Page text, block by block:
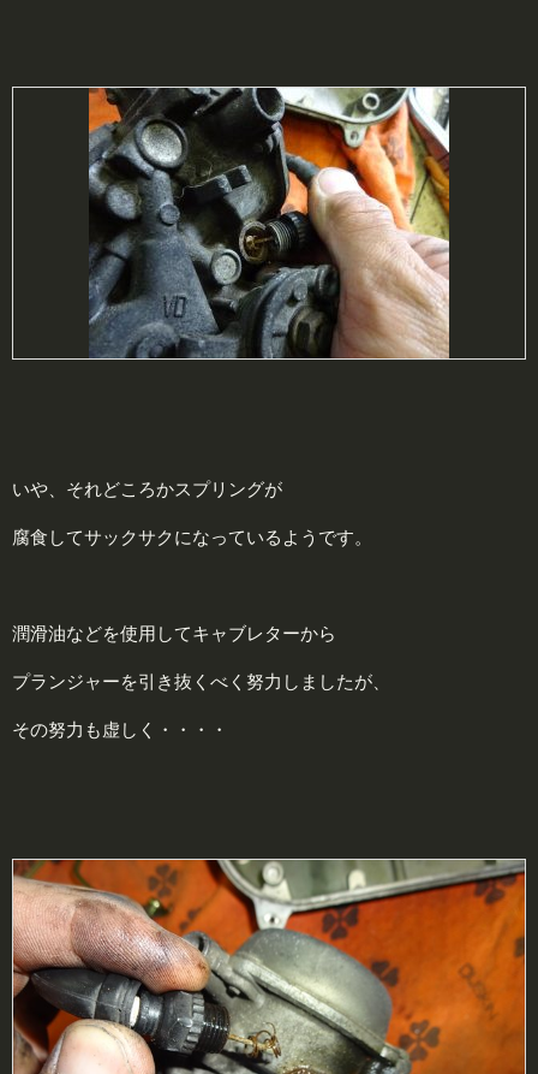
いや、それどころかスプリングが
腐食してサックサクになっているようです。
潤滑油などを使用してキャブレターから
プランジャーを引き抜くべく努力しましたが、
その努力も虚しく・・・・